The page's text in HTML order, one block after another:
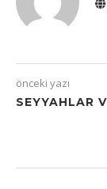
önceki yazı
SEYYAHLAR